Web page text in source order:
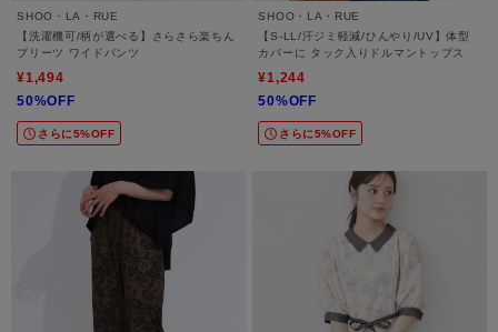
SHOO・LA・RUE
【洗濯機可/柄が選べる】さらさら楽ちん
プリーツ ワイドパンツ
¥1,494
50%OFF
さらに5%OFF
SHOO・LA・RUE
【S-LL/汗ジミ軽減/ひんやり/UV】体型
カバーに タック入りドルマントップス
¥1,244
50%OFF
さらに5%OFF